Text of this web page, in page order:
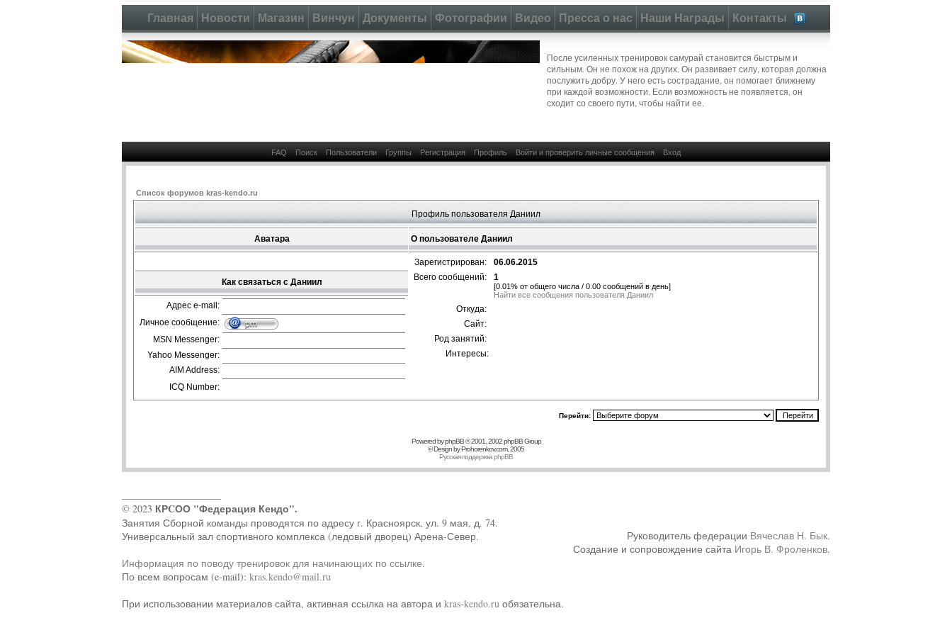
Главная Новости Магазин Винчун Документы Фотографии Видео Пресса о нас Наши Награды Контакты
После усиленных тренировок самурай становится быстрым и
сильным. Он не похож на других. Он развивает силу, которая должна
послужить добру. У него есть сострадание, он помогает ближнему
при каждой возможности. Если возможность не появляется, он
сходит со своего пути, чтобы найти ее.
FAQ Поиск Пользователи Группы Регистрация Профиль Войти и проверить личные сообщения Вход
Список форумов kras-kendo.ru
Профиль пользователя Даниил
Аватара О пользователе Даниил
Зарегистрирован:
06.06.2015
Всего сообщений:
1
[0.01% от общего числа / 0.00 сообщений в день]
Найти все сообщения пользователя Даниил
Откуда:
Сайт:
Род занятий:
Интересы:
Как связаться с Даниил
Адрес e-mail:
Личное сообщение:
MSN Messenger:
Yahoo Messenger:
AIM Address:
ICQ Number:
Перейти:
Powered byphpBB© 2001, 2002 phpBB Group
© Design byProhorenkov.com, 2005
Русская поддержка phpBB
© 2023 КРCОО "Федерация Кендо".
Занятия Сборной команды проводятся по адресу г. Красноярск, ул. 9 мая, д. 74.
Универсальный зал спортивного комплекса (ледовый дворец) Арена-Север.
Информация по поводу тренировок для начинающих по ссылке.
По всем вопросам (e-mail): kras.kendo@mail.ru
Руководитель федерации Вячеслав Н. Бык.
Создание и сопровождение сайта Игорь В. Фроленков.
При использовании материалов сайта, активная ссылка на автора и kras-kendo.ru обязательна.